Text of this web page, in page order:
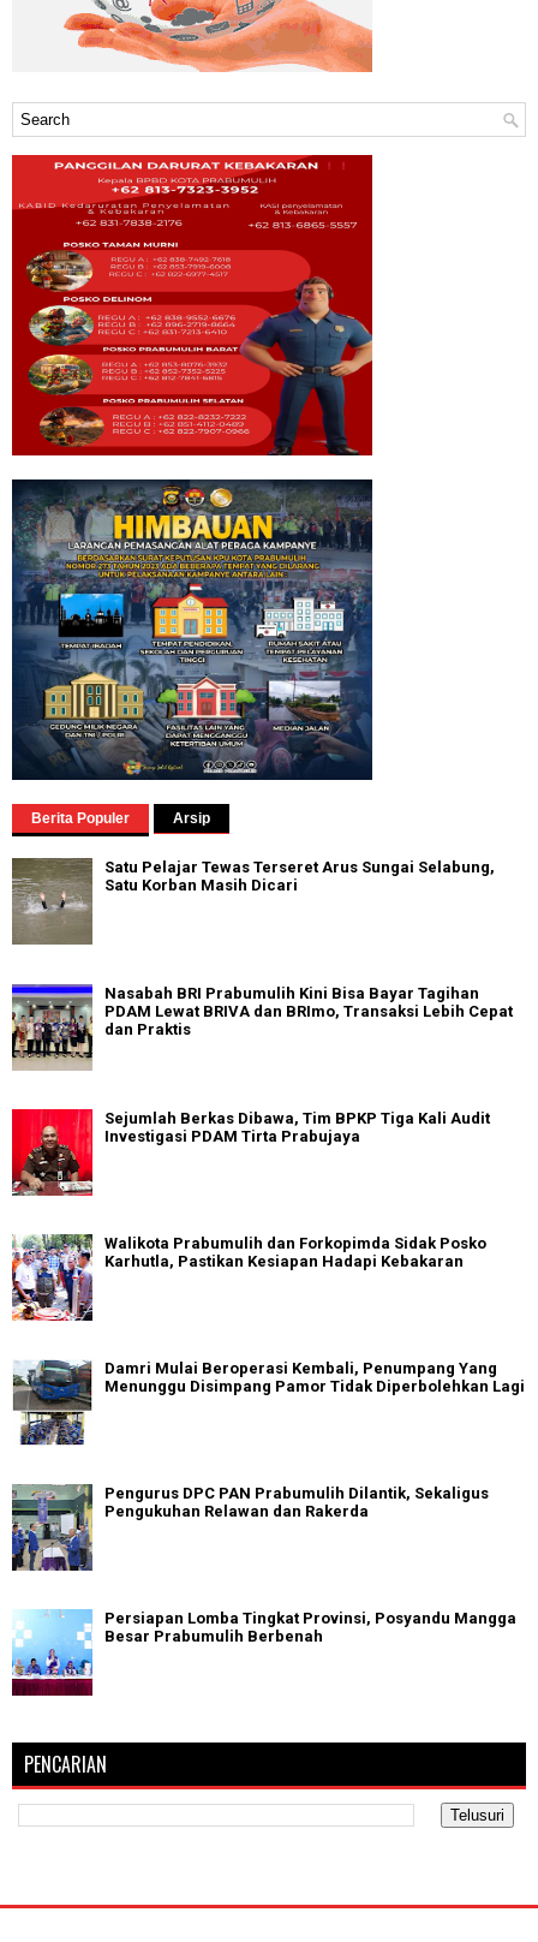
Berita Populer Arsip
Satu Pelajar Tewas Terseret Arus Sungai Selabung,
Satu Korban Masih Dicari
Nasabah BRI Prabumulih Kini Bisa Bayar Tagihan
PDAM Lewat BRIVA dan BRImo, Transaksi Lebih Cepat
dan Praktis
Sejumlah Berkas Dibawa, Tim BPKP Tiga Kali Audit
Investigasi PDAM Tirta Prabujaya
Walikota Prabumulih dan Forkopimda Sidak Posko
Karhutla, Pastikan Kesiapan Hadapi Kebakaran
Damri Mulai Beroperasi Kembali, Penumpang Yang
Menunggu Disimpang Pamor Tidak Diperbolehkan Lagi
Pengurus DPC PAN Prabumulih Dilantik, Sekaligus
Pengukuhan Relawan dan Rakerda
Persiapan Lomba Tingkat Provinsi, Posyandu Mangga
Besar Prabumulih Berbenah
PENCARIAN